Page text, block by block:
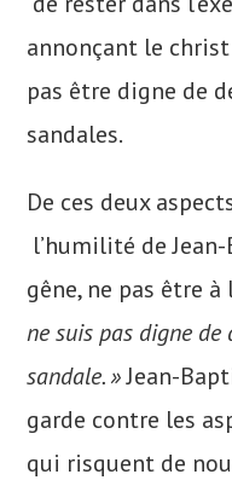
annonçant le
pas être digne de
sandales.
De ces deux
l’humilité de
gêne, ne pas être
ne suis pas digne
sandale. »Jean-
garde contre les
qui risquent de